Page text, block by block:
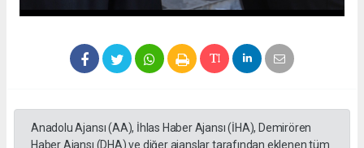
Anadolu Ajansı (AA), İhlas Haber Ajansı (İHA), Demirören
Haber Ajansı (DHA) ve diğer ajanslar tarafından eklenen tüm